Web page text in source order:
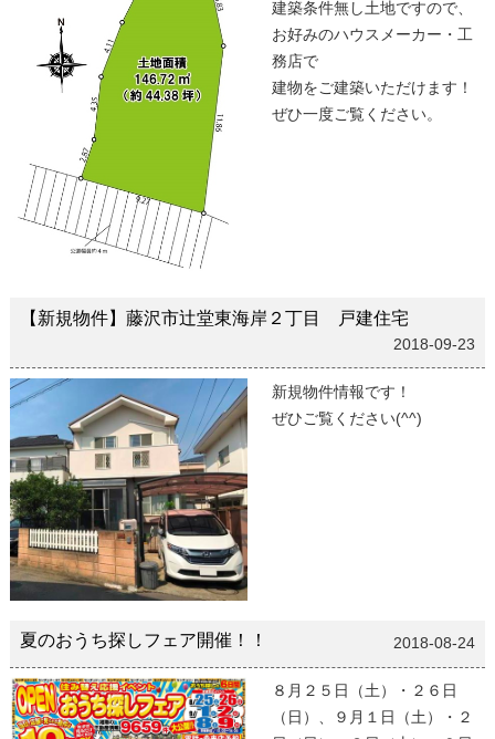
建築条件無し土地ですので、
お好みのハウスメーカー・工
務店で
建物をご建築いただけます！
ぜひ一度ご覧ください。
【新規物件】藤沢市辻堂東海岸２丁目 戸建住宅
2018-09-23
新規物件情報です！
ぜひご覧ください(^^)
夏のおうち探しフェア開催！！ 2018-08-24
８月２５日（土）・２６日
（日）、９月１日（土）・２